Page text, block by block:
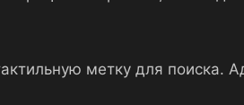
метку для поиска.